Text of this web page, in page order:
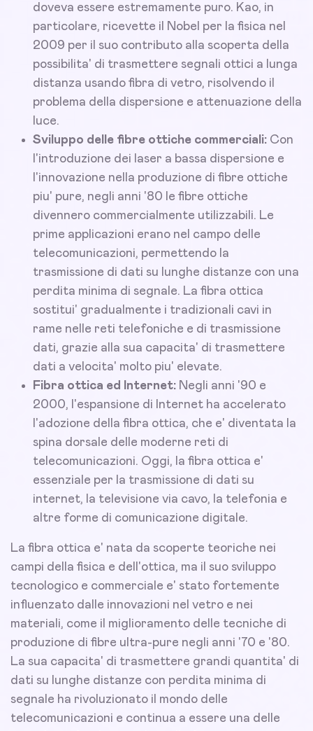
doveva essere estremamente puro. Kao, in
particolare, ricevette il Nobel per la fisica nel
2009 per il suo contributo alla scoperta della
possibilita' di trasmettere segnali ottici a lunga
distanza usando fibra di vetro, risolvendo il
problema della dispersione e attenuazione della
luce.
Sviluppo delle fibre ottiche commerciali: Con
l'introduzione dei laser a bassa dispersione e
l'innovazione nella produzione di fibre ottiche
piu' pure, negli anni '80 le fibre ottiche
divennero commercialmente utilizzabili. Le
prime applicazioni erano nel campo delle
telecomunicazioni, permettendo la
trasmissione di dati su lunghe distanze con una
perdita minima di segnale. La fibra ottica
sostitui' gradualmente i tradizionali cavi in
rame nelle reti telefoniche e di trasmissione
dati, grazie alla sua capacita' di trasmettere
dati a velocita' molto piu' elevate.
Fibra ottica ed Internet: Negli anni '90 e
2000, l'espansione di Internet ha accelerato
l'adozione della fibra ottica, che e' diventata la
spina dorsale delle moderne reti di
telecomunicazioni. Oggi, la fibra ottica e'
essenziale per la trasmissione di dati su
internet, la televisione via cavo, la telefonia e
altre forme di comunicazione digitale.
La fibra ottica e' nata da scoperte teoriche nei
campi della fisica e dell'ottica, ma il suo sviluppo
tecnologico e commerciale e' stato fortemente
influenzato dalle innovazioni nel vetro e nei
materiali, come il miglioramento delle tecniche di
produzione di fibre ultra-pure negli anni '70 e '80.
La sua capacita' di trasmettere grandi quantita' di
dati su lunghe distanze con perdita minima di
segnale ha rivoluzionato il mondo delle
telecomunicazioni e continua a essere una delle